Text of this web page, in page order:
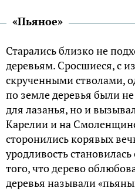
«Пьяное»
Старались близко не
деревьям. Сросшиеся, с
скрученными стволами,
по земле деревья были
для лазанья, но и
Карелии и на
сторонились корявых
уродливость
того, что дерево
деревья называли